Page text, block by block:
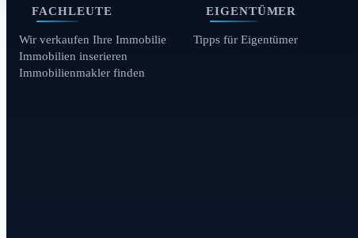
FACHLEUTE
Wir verkaufen Ihre Immobilie
Immobilien inserieren
Immobilienmakler finden
EIGENTÜMER
Tipps für Eigentümer